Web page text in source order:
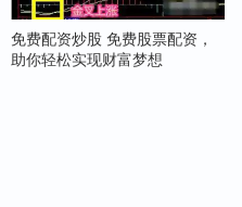
免费配资炒股 免费股票配资，
助你轻松实现财富梦想